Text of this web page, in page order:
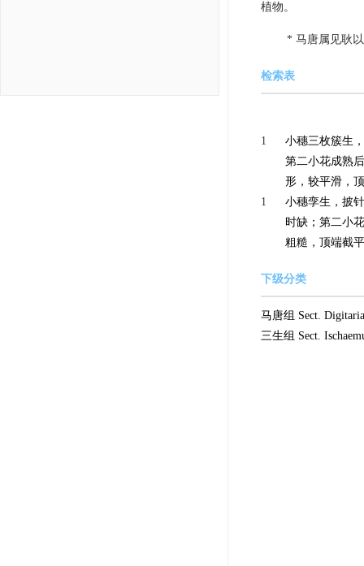
植物。
* 马唐属见耿
检索表
1
小穗三枚簇生
第二小花成熟
形，较平滑，
1
小穗孪生，披
时缺；第二小
粗糙，顶端截
下级分类
马唐组 Sect. Digitaria
三生组 Sect.